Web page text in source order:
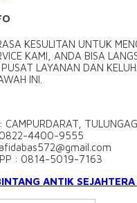
KESULITAN UNTUK
KAMI, ANDA BISA
LAYANAN DAN
INI.
CAMPURDARAT,
0822-4400-9555
: 0814-5019-7163
ANTIK